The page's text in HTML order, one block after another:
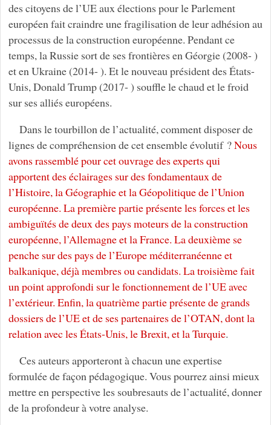
des citoyens de l’UE aux élections pour le Parlement
européen fait craindre une fragilisation de leur adhésion au
processus de la construction européenne. Pendant ce
temps, la Russie sort de ses frontières en Géorgie (2008- )
et en Ukraine (2014- ). Et le nouveau président des États-
Unis, Donald Trump (2017- ) souffle le chaud et le froid
sur ses alliés européens.
Dans le tourbillon de l’actualité, comment disposer de
lignes de compréhension de cet ensemble évolutif ?Nous
avons rassemblé pour cet ouvrage des experts qui
apportent des éclairages sur des fondamentaux de
l’Histoire, la Géographie et la Géopolitique de l’Union
européenne. La première partie présente les forces et les
ambiguïtés de deux des pays moteurs de la construction
européenne, l’Allemagne et la France. La deuxième se
penche sur des pays de l’Europe méditerranéenne et
balkanique, déjà membres ou candidats. La troisième fait
un point approfondi sur le fonctionnement de l’UE avec
l’extérieur. Enfin, la quatrième partie présente de grands
dossiers de l’UE et de ses partenaires de l’OTAN, dont la
relation avec les États-Unis, le Brexit, et la Turquie.
Ces auteurs apporteront à chacun une expertise
formulée de façon pédagogique. Vous pourrez ainsi mieux
mettre en perspective les soubresauts de l’actualité, donner
de la profondeur à votre analyse.